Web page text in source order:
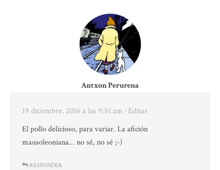
Antxon Perurena
19 diciembre, 2016 a las 9:51 am · Editar
El pollo delicioso, para variar. La afición
mausoleoniana… no sé, no sé ;-)
RESPONDER